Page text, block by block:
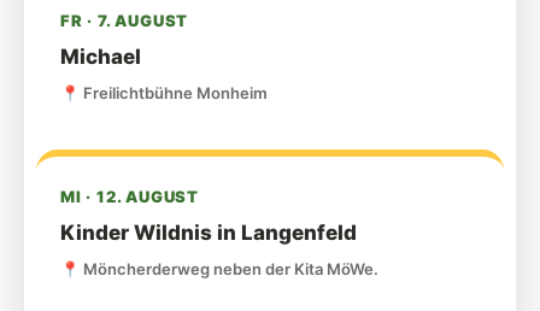
FR · 7. AUGUST
Michael
📍 Freilichtbühne Monheim
MI · 12. AUGUST
Kinder Wildnis in Langenfeld
📍 Möncherderweg neben der Kita MöWe.